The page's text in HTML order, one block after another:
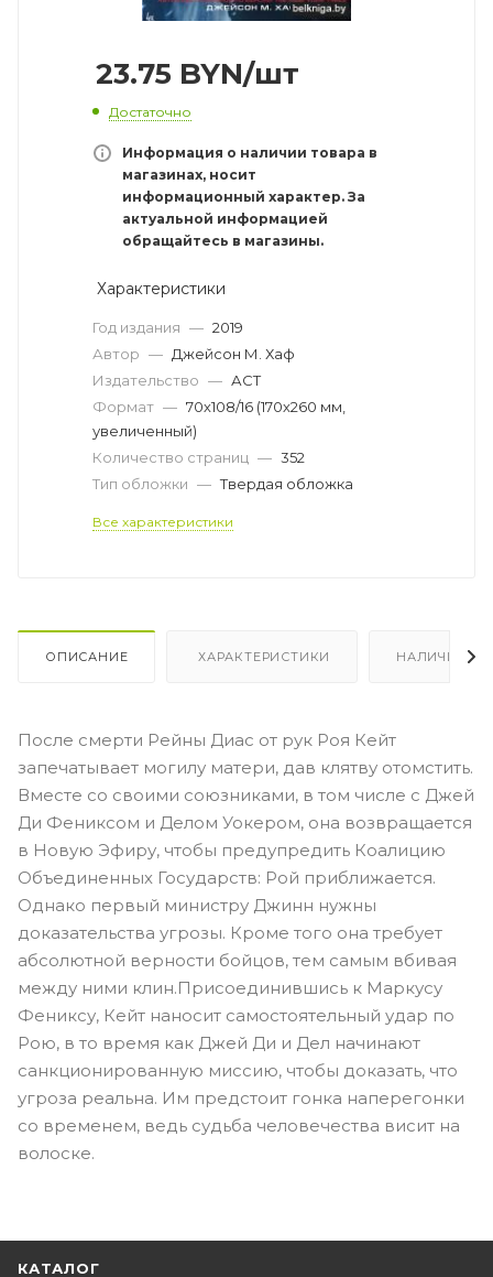
23.75 BYN/шт
Достаточно
Информация о наличии товара в
магазинах, носит
информационный характер. За
актуальной информацией
обращайтесь в магазины.
Характеристики
Год издания — 2019
Автор — Джейсон М. Хаф
Издательство — АСТ
Формат — 70х108/16 (170х260 мм,
увеличенный)
Количество страниц — 352
Тип обложки — Твердая обложка
Все характеристики
ОПИСАНИЕ ХАРАКТЕРИСТИКИ НАЛИЧИЕ
После смерти Рейны Диас от рук Роя Кейт
запечатывает могилу матери, дав клятву отомстить.
Вместе со своими союзниками, в том числе с Джей
Ди Фениксом и Делом Уокером, она возвращается
в Новую Эфиру, чтобы предупредить Коалицию
Объединенных Государств: Рой приближается.
Однако первый министру Джинн нужны
доказательства угрозы. Кроме того она требует
абсолютной верности бойцов, тем самым вбивая
между ними клин.Присоединившись к Маркусу
Фениксу, Кейт наносит самостоятельный удар по
Рою, в то время как Джей Ди и Дел начинают
санкционированную миссию, чтобы доказать, что
угроза реальна. Им предстоит гонка наперегонки
со временем, ведь судьба человечества висит на
волоске.
КАТАЛОГ